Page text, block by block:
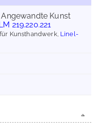
Kunst
219.220.221
für Kunsthandwerk, Linel-